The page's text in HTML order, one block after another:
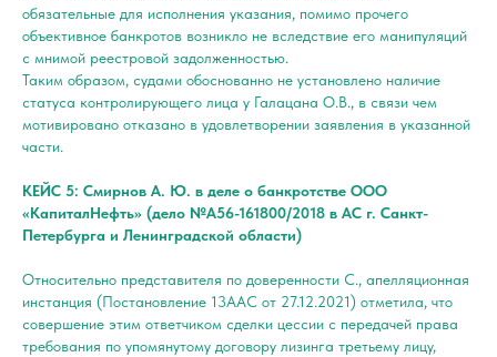
обязательные для исполнения указания, помимо прочего
объективное банкротов возникло не вследствие его манипуляций
с мнимой реестровой задолженностью.
Таким образом, судами обоснованно не установлено наличие
статуса контролирующего лица у Галацана О.В., в связи чем
мотивировано отказано в удовлетворении заявления в указанной
части.
КЕЙС 5: Смирнов А. Ю. в деле о банкротстве ООО
«КапиталНефть» (дело №А56-161800/2018 в АС г. Санкт-
Петербурга и Ленинградской области)
Относительно представителя по доверенности С., апелляционная
инстанция (Постановление 13ААС от 27.12.2021) отметила, что
совершение этим ответчиком сделки цессии с передачей права
требования по упомянутому договору лизинга третьему лицу,